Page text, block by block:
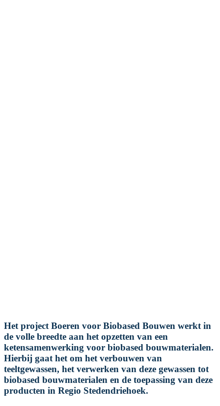
Het project Boeren voor Biobased Bouwen werkt in
de volle breedte aan het opzetten van een
ketensamenwerking voor biobased bouwmaterialen.
Hierbij gaat het om het verbouwen van
teeltgewassen, het verwerken van deze gewassen tot
biobased bouwmaterialen en de toepassing van deze
producten in Regio Stedendriehoek.